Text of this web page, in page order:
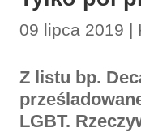
09 lipca 2019 |
Z listu bp.
LGBT.